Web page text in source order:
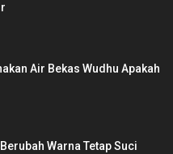
Air Bekas Wudhu Apakah
Warna Tetap Suci